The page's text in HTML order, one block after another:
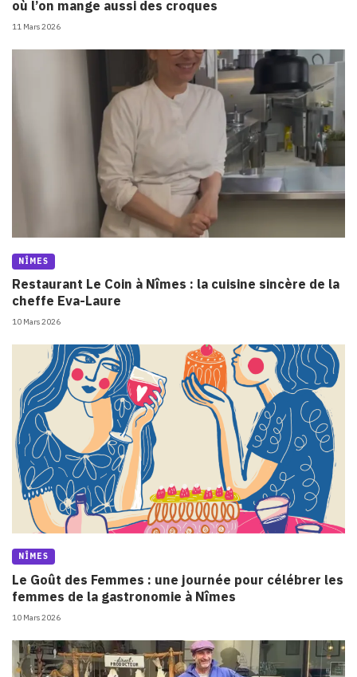
où l’on mange aussi des croques
11 Mars 2026
NÎMES
Restaurant Le Coin à Nîmes : la cuisine sincère de la
cheffe Eva-Laure
10 Mars 2026
NÎMES
Le Goût des Femmes : une journée pour célébrer les
femmes de la gastronomie à Nîmes
10 Mars 2026